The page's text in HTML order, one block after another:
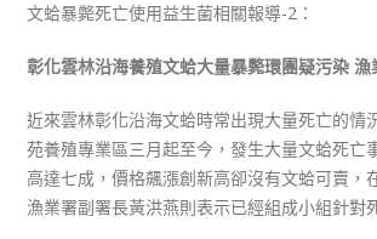
文蛤暴斃死亡使用益生菌相關報導-2：
彰化雲林沿海養殖文蛤大量暴斃環團疑污染
近來雲林彰化沿海文蛤時常出現大量死亡的情
苑養殖專業區三月起至今，發生大量文蛤死亡
高達七成，價格飆漲創新高卻沒有文蛤可賣，
漁業署副署長黃洪燕則表示已經組成小組針對